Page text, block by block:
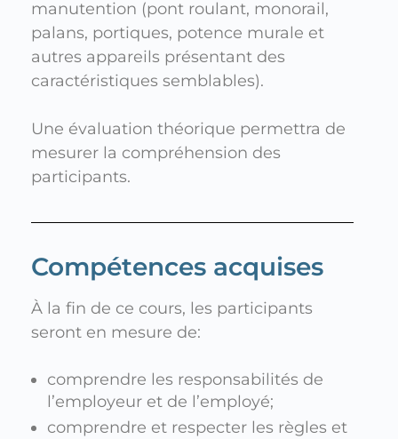
manutention (pont roulant, monorail,
palans, portiques, potence murale et
autres appareils présentant des
caractéristiques semblables).
Une évaluation théorique permettra de
mesurer la compréhension des
participants.
Compétences acquises
À la fin de ce cours, les participants
seront en mesure de:
comprendre les responsabilités de
l’employeur et de l’employé;
comprendre et respecter les règles et